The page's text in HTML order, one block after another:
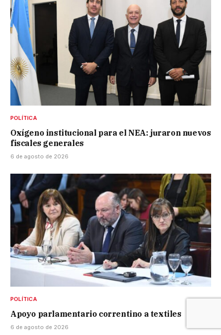
POLÍTICA
Oxígeno institucional para el NEA: juraron nuevos
fiscales generales
6 de agosto de 2026
POLÍTICA
Apoyo parlamentario correntino a textiles
6 de agosto de 2026